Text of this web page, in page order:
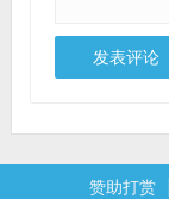
赞助打赏